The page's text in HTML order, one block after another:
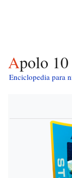
Apolo
Enciclopedia para